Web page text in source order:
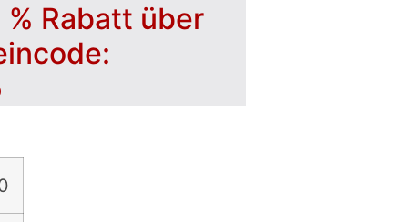
% Rabatt über